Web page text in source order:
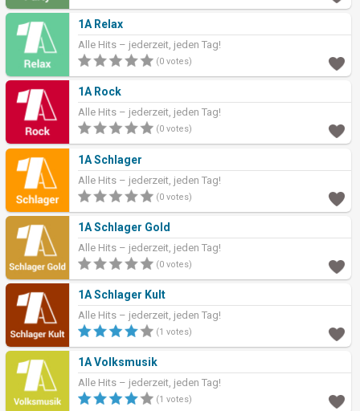
1A Relax
Alle Hits – jederzeit, jeden Tag!
(0 votes)
1A Rock
Alle Hits – jederzeit, jeden Tag!
(0 votes)
1A Schlager
Alle Hits – jederzeit, jeden Tag!
(0 votes)
1A Schlager Gold
Alle Hits – jederzeit, jeden Tag!
(0 votes)
1A Schlager Kult
Alle Hits – jederzeit, jeden Tag!
(1 votes)
1A Volksmusik
Alle Hits – jederzeit, jeden Tag!
(1 votes)